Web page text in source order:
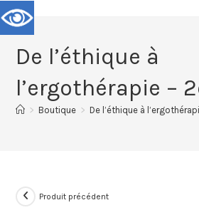
De l’éthique à
l’ergothérapie –
> Boutique > De l’éthique à
Produit précédent